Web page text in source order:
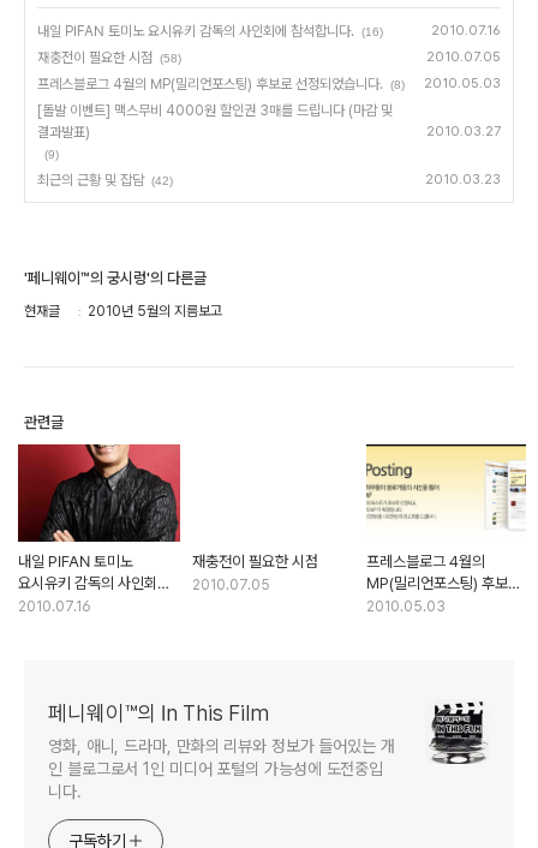
내일 PIFAN 토미노 요시유키 감독의 사인회에 참석합니다. (16) 2010.07.16
재충전이 필요한 시점 (58) 2010.07.05
프레스블로그 4월의 MP(밀리언포스팅) 후보로 선정되었습니다. (8) 2010.05.03
[돌발 이벤트] 맥스무비 4000원 할인권 3매를 드립니다 (마감 및
결과발표)
(9)
2010.03.27
최근의 근황 및 잡담 (42) 2010.03.23
'페니웨이™의 궁시렁'의 다른글
현재글 2010년 5월의 지름보고
관련글
내일 PIFAN 토미노
요시유키 감독의 사인회에
참석합니다.
2010.07.16
재충전이 필요한 시점
2010.07.05
프레스블로그 4월의
MP(밀리언포스팅) 후보로
선정되었습니다.
2010.05.03
페니웨이™의 In This Film
영화, 애니, 드라마, 만화의 리뷰와 정보가 들어있는 개
인 블로그로서 1인 미디어 포털의 가능성에 도전중입
니다.
구독하기